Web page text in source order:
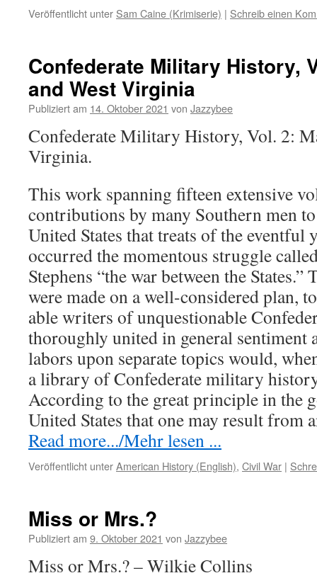
Veröffentlicht unter Sam Caine (Krimiserie) | Schreib einen
Confederate Military History,
and West Virginia
Publiziert am 14. Oktober 2021 von Jazzybee
Confederate Military History, Vol. 2:
Virginia.
This work spanning fifteen extensive
contributions by many Southern men
United States that treats of the eventful
occurred the momentous struggle
Stephens “the war between the
were made on a well-considered plan,
able writers of unquestionable
thoroughly united in general sentiment
labors upon separate topics would,
a library of Confederate military
According to the great principle in the
United States that one may result from
Read more.../Mehr lesen ...
Veröffentlicht unterAmerican History (English), Civil War |
Miss or Mrs.?
Publiziert am 9. Oktober 2021 von Jazzybee
Miss or Mrs.? – Wilkie Collins